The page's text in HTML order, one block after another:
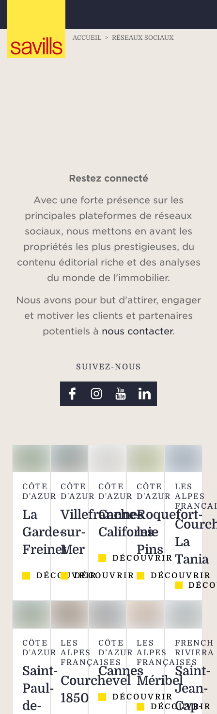
ACCUEIL > RÉSEAUX SOCIAUX
Restez connecté
Avec une forte présence sur les
principales plateformes de réseaux
sociaux, nous mettons en avant les
propriétés les plus prestigieuses, du
contenu éditorial riche et des analyses
du monde de l'immobilier.
Nous avons pour but d'attirer, engager
et motiver les clients et partenaires
potentiels à nous contacter.
SUIVEZ-NOUS
CÔTE
D'AZUR
La
Garde-
Freinet
DÉCOUVRIR
CÔTE
D'AZUR
Villefranche-
sur-
Mer
DÉCOUVRIR
CÔTE
D'AZUR
Cannes
Californie
DÉCOUVRIR
CÔTE
D'AZUR
Roquefort-
les-
Pins
DÉCOUVRIR
LES
ALPES
La
Tania
CÔTE
D'AZUR
Saint-
Paul-
de-
LES
ALPES
FRANÇAISES
Courchevel
1850
CÔTE
D’AZUR
Cannes
DÉCOUVRIR
LES
ALPES
FRANÇAISES
Méribel
DÉCOUVRIR
FRENCH
RIVIERA
Saint-
Jean-
Cap-